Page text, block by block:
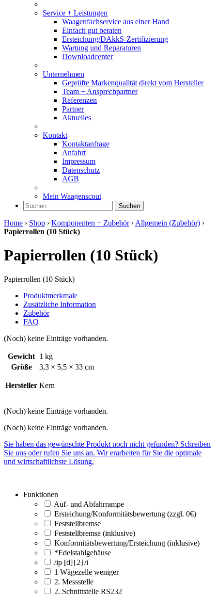
Service + Leistungen
Waagenfachservice aus einer Hand
Einfach gut beraten
Ersteichung/DAkkS-Zertifizierung
Wartung und Reparaturen
Downloadcenter
Unternehmen
Geprüfte Markenqualität direkt vom Hersteller
Team + Ansprechpartner
Referenzen
Partner
Aktuelles
Kontakt
Kontaktanfrage
Anfahrt
Impressum
Datenschutz
AGB
Mein Waagenscout
Suchen
Home › Shop › Komponenten + Zubehör› Allgemein (Zubehör) ›
Papierrollen (10 Stück)
Papierrollen (10 Stück)
Papierrollen (10 Stück)
Produktmerkmale
Zusätzliche Information
Zubehör
FAQ
(Noch) keine Einträge vorhanden.
Gewicht 1 kg
Größe
3,3 × 5,5 × 33 cm
Hersteller Kern
(Noch) keine Einträge vorhanden.
(Noch) keine Einträge vorhanden.
Sie haben das gewünschte Produkt noch nicht gefunden? Schreiben
Sie uns oder rufen Sie uns an. Wir erarbeiten für Sie die optimale
und wirtschaftlichste Lösung.
Funktionen
Auf- und Abfahrrampe
Ersteichung/Konformitätsbewertung (zzgl. 0€)
Feststellbremse
Feststellbremse (inklusive)
Konformitätsbewertung/Ersteichung (inklusive)
*Edelstahlgehäuse
/ip [d]{2}/i
1 Wägezelle weniger
2. Messstelle
2. Schnittstelle RS232